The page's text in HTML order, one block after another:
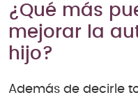
¿Qué más
mejorar la
hijo?
Además de decirle